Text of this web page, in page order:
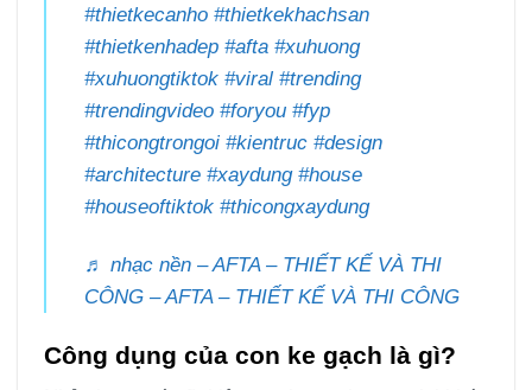
#thietkecanho #thietkekhachsan
#thietkenhadep #afta #xuhuong
#xuhuongtiktok #viral #trending
#trendingvideo #foryou #fyp
#thicongtrongoi #kientruc #design
#architecture #xaydung #house
#houseoftiktok #thicongxaydung
♬ nhạc nền – AFTA – THIẾT KẾ VÀ THI
CÔNG – AFTA – THIẾT KẾ VÀ THI CÔNG
Công dụng của con ke gạch là gì?